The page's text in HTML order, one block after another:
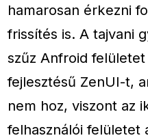
hamarosan érkezni
frissítés is. A tajvani
szűz Anfroid
fejlesztésű ZenUI-t,
nem hoz, viszont az
felhasználói felületet